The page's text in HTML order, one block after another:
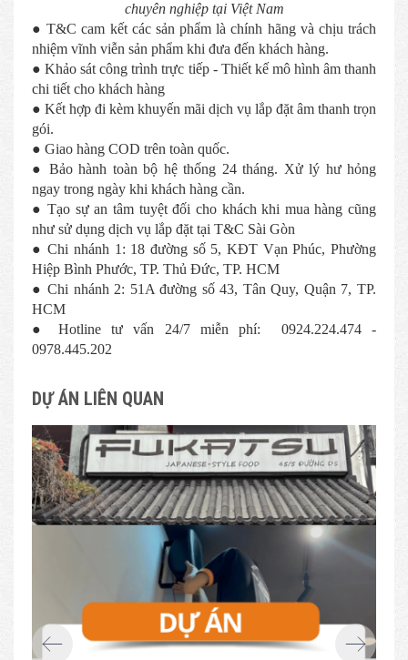
chuyên nghiệp tại Việt Nam
● T&C cam kết các sản phẩm là chính hãng và chịu trách
nhiệm vĩnh viễn sản phẩm khi đưa đến khách hàng.
● Khảo sát công trình trực tiếp - Thiết kế mô hình âm thanh
chi tiết cho khách hàng
● Kết hợp đi kèm khuyến mãi dịch vụ lắp đặt âm thanh trọn
gói.
● Giao hàng COD trên toàn quốc.
● Bảo hành toàn bộ hệ thống 24 tháng. Xử lý hư hỏng
ngay trong ngày khi khách hàng cần.
● Tạo sự an tâm tuyệt đối cho khách khi mua hàng cũng
như sử dụng dịch vụ lắp đặt tại T&C Sài Gòn
● Chi nhánh 1: 18 đường số 5, KĐT Vạn Phúc, Phường
Hiệp Bình Phước, TP. Thủ Đức, TP. HCM
● Chi nhánh 2: 51A đường số 43, Tân Quy, Quận 7, TP.
HCM
● Hotline tư vấn 24/7 miễn phí: 0924.224.474 -
0978.445.202
DỰ ÁN LIÊN QUAN